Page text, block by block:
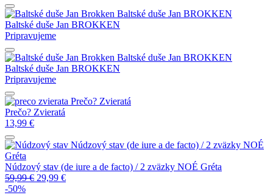
Baltské duše Jan BROKKEN
Baltské duše Jan BROKKEN
Pripravujeme
Baltské duše Jan BROKKEN
Baltské duše Jan BROKKEN
Pripravujeme
Prečo? Zvieratá
Prečo? Zvieratá
13,99 €
Núdzový stav (de iure a de facto) / 2 zväzky NOÉ
Gréta
Núdzový stav (de iure a de facto) / 2 zväzky NOÉ Gréta
59,99€ 29,99 €
-50%